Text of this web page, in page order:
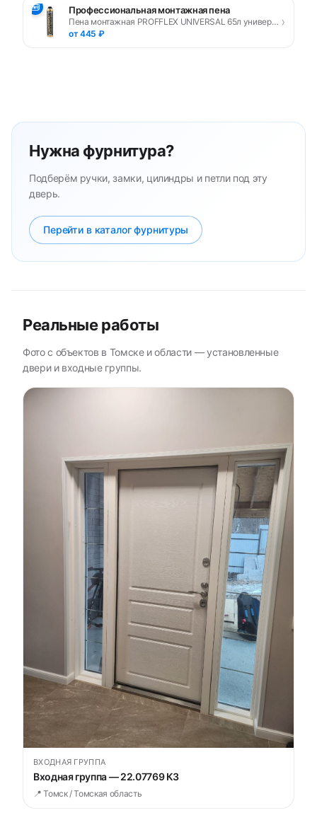
🧰 Профессиональная монтажная пена
Пена монтажная PROFFLEX UNIVERSAL 65л универсальная
от 445 ₽
›
Нужна фурнитура?
Подберём ручки, замки, цилиндры и петли под эту
дверь.
Перейти в каталог фурнитуры
Реальные работы
Фото с объектов в Томске и области — установленные
двери и входные группы.
ВХОДНАЯ ГРУППА
Входная группа — 22.07769 К3
📍 Томск / Томская область